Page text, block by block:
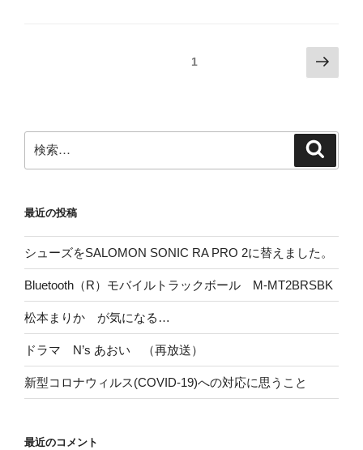
ー
ジ
り
1
次
の
ジ
索:
最近の投稿
シューズをSALOMON SONIC RA PRO 2に替えました。
Bluetooth（R）モバイルトラックボール M-MT2BRSBK
松本まりか が気になる…
ドラマ N’s あおい （再放送）
新型コロナウィルス(COVID-19)への対応に思うこと
最近のコメント